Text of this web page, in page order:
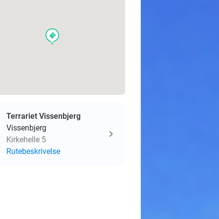
events
Terrariet Vissenbjerg
Vissenbjerg
Kirkehelle 5
Rutebeskrivelse